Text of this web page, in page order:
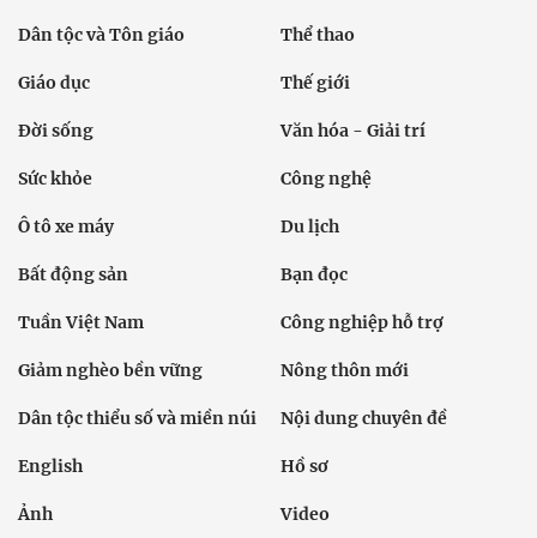
Dân tộc và Tôn giáo Thể thao
Giáo dục Thế giới
Đời sống Văn hóa - Giải trí
Sức khỏe Công nghệ
Ô tô xe máy Du lịch
Bất động sản Bạn đọc
Tuần Việt Nam Công nghiệp hỗ trợ
Giảm nghèo bền vững Nông thôn mới
Dân tộc thiểu số và miền núi Nội dung chuyên đề
English Hồ sơ
Ảnh Video